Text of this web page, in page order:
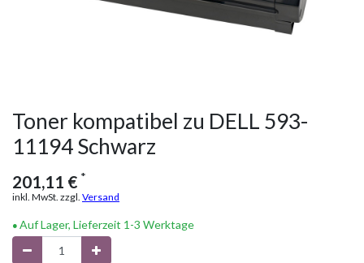
Toner kompatibel zu DELL 593-
11194 Schwarz
201,11 € *
inkl. MwSt. zzgl. Versand
Auf Lager, Lieferzeit 1-3 Werktage